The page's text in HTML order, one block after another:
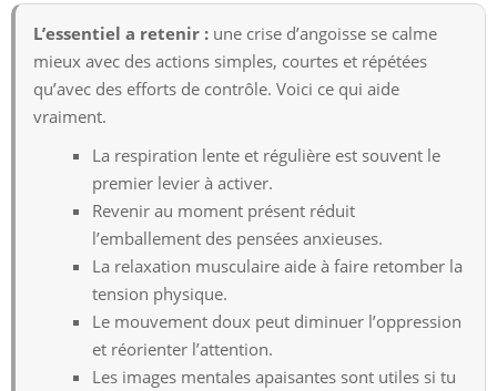
L’essentiel a retenir : une crise d’angoisse se calme
mieux avec des actions simples, courtes et répétées
qu’avec des efforts de contrôle. Voici ce qui aide
vraiment.
La respiration lente et régulière est souvent le
premier levier à activer.
Revenir au moment présent réduit
l’emballement des pensées anxieuses.
La relaxation musculaire aide à faire retomber la
tension physique.
Le mouvement doux peut diminuer l’oppression
et réorienter l’attention.
Les images mentales apaisantes sont utiles si tu